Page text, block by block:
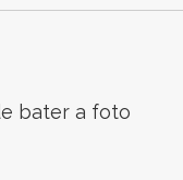
bater a foto